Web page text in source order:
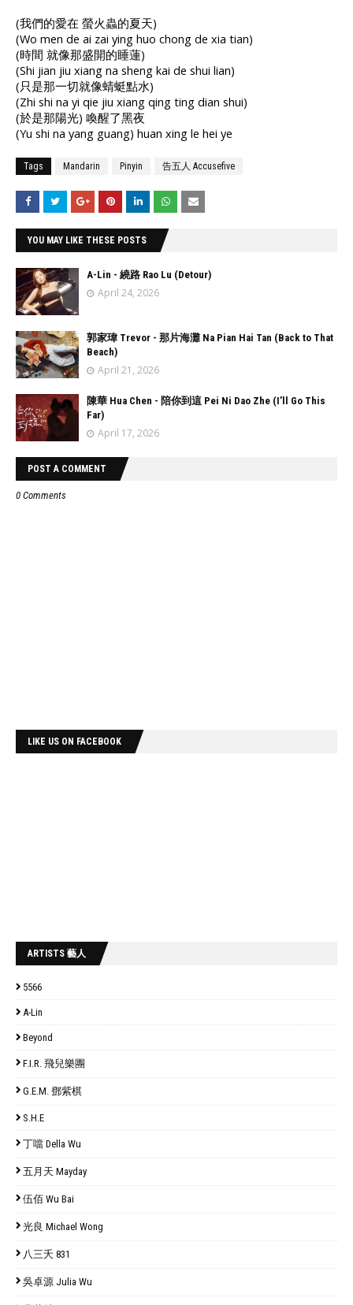
(我們的愛在 螢火蟲的夏天)
(Wo men de ai zai ying huo chong de xia tian)
(時間 就像那盛開的睡蓮)
(Shi jian jiu xiang na sheng kai de shui lian)
(只是那一切就像蜻蜓點水)
(Zhi shi na yi qie jiu xiang qing ting dian shui)
(於是那陽光) 喚醒了黑夜
(Yu shi na yang guang) huan xing le hei ye
Tags Mandarin Pinyin 告五人 Accusefive
YOU MAY LIKE THESE POSTS
A-Lin - 繞路 Rao Lu (Detour)
April 24, 2026
郭家瑋 Trevor - 那片海灘 Na Pian Hai Tan (Back to That
Beach)
April 21, 2026
陳華 Hua Chen - 陪你到這 Pei Ni Dao Zhe (I’ll Go This
Far)
April 17, 2026
POST A COMMENT
0 Comments
LIKE US ON FACEBOOK
ARTISTS 藝人
5566
A-Lin
Beyond
F.I.R. 飛兒樂團
G.E.M. 鄧紫棋
S.H.E
丁噹 Della Wu
五月天 Mayday
伍佰 Wu Bai
光良 Michael Wong
八三夭 831
吳卓源 Julia Wu